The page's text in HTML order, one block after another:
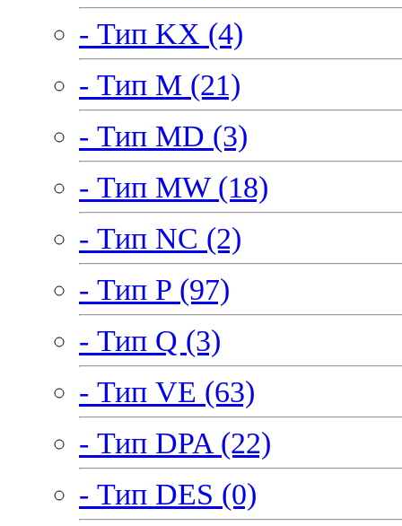
- Тип KX (4)
- Тип M (21)
- Тип MD (3)
- Тип MW (18)
- Тип NC (2)
- Тип P (97)
- Тип Q (3)
- Тип VE (63)
- Тип DPA (22)
- Тип DES (0)